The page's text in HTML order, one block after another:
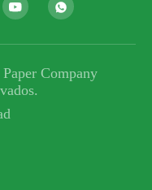
 
Company